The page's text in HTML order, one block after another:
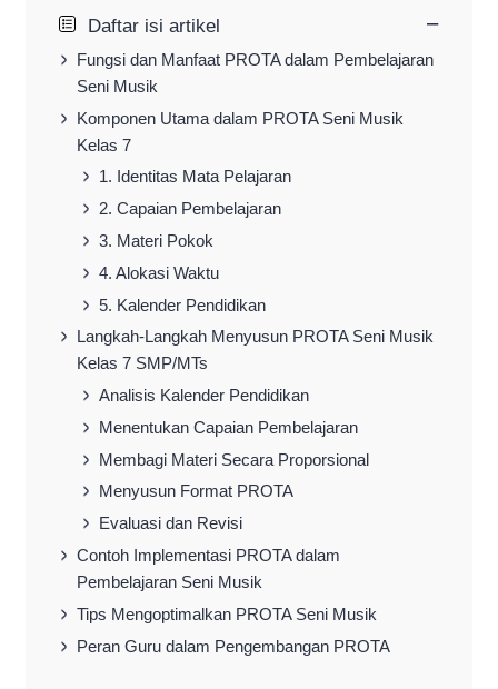
Daftar isi artikel −
Fungsi dan Manfaat PROTA dalam Pembelajaran
Seni Musik
Komponen Utama dalam PROTA Seni Musik
Kelas 7
1. Identitas Mata Pelajaran
2. Capaian Pembelajaran
3. Materi Pokok
4. Alokasi Waktu
5. Kalender Pendidikan
Langkah-Langkah Menyusun PROTA Seni Musik
Kelas 7 SMP/MTs
Analisis Kalender Pendidikan
Menentukan Capaian Pembelajaran
Membagi Materi Secara Proporsional
Menyusun Format PROTA
Evaluasi dan Revisi
Contoh Implementasi PROTA dalam
Pembelajaran Seni Musik
Tips Mengoptimalkan PROTA Seni Musik
Peran Guru dalam Pengembangan PROTA